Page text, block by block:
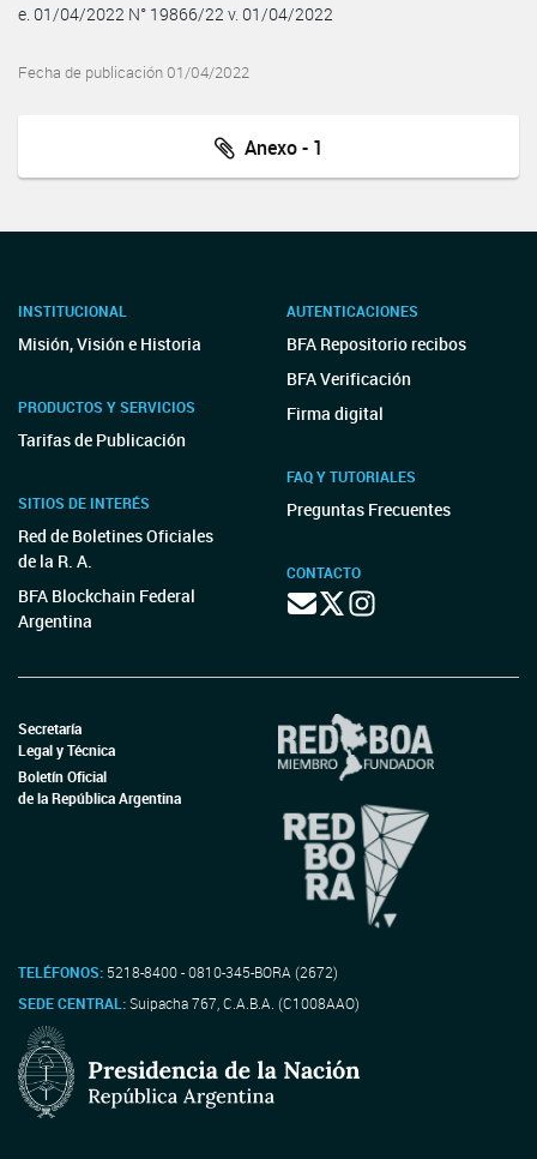
e. 01/04/2022 N° 19866/22 v. 01/04/2022
Fecha de publicación 01/04/2022
Anexo - 1
INSTITUCIONAL
Misión, Visión e Historia
PRODUCTOS Y SERVICIOS
Tarifas de Publicación
SITIOS DE INTERÉS
Red de Boletines Oficiales
de la R. A.
BFA Blockchain Federal
Argentina
AUTENTICACIONES
BFA Repositorio recibos
BFA Verificación
Firma digital
FAQ Y TUTORIALES
Preguntas Frecuentes
CONTACTO
Secretaría
Legal y Técnica
Boletín Oficial
de la República Argentina
TELÉFONOS: 5218-8400 - 0810-345-BORA (2672)
SEDE CENTRAL:Suipacha 767, C.A.B.A. (C1008AAO)